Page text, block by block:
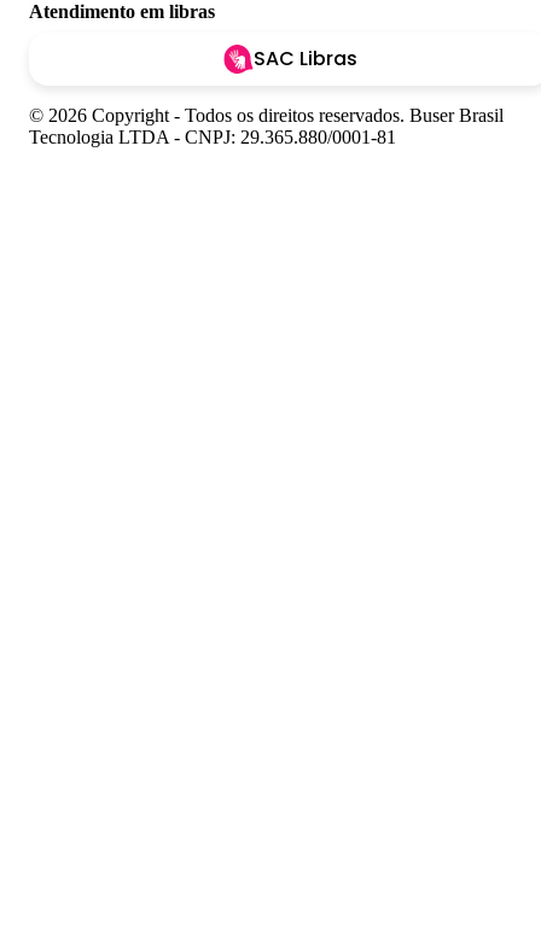
Atendimento em libras
SAC Libras
© 2026 Copyright - Todos os direitos reservados. Buser Brasil
Tecnologia LTDA - CNPJ: 29.365.880/0001-81